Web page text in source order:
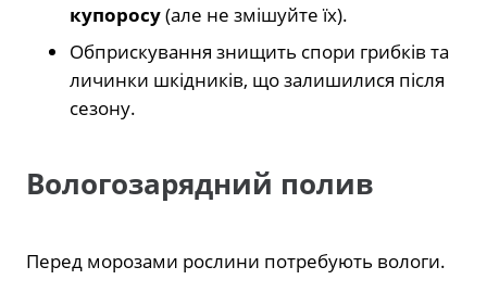
купоросу(але не змішуйте їх).
Обприскування знищить спори грибків та
личинки шкідників, що залишилися після
сезону.
Вологозарядний полив
Перед морозами рослини потребують вологи.